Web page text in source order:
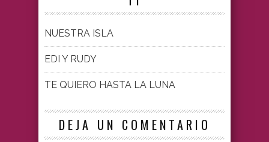
NUESTRA ISLA
EDI Y RUDY
TE QUIERO HASTA LA LUNA
DEJA UN COMENTARIO